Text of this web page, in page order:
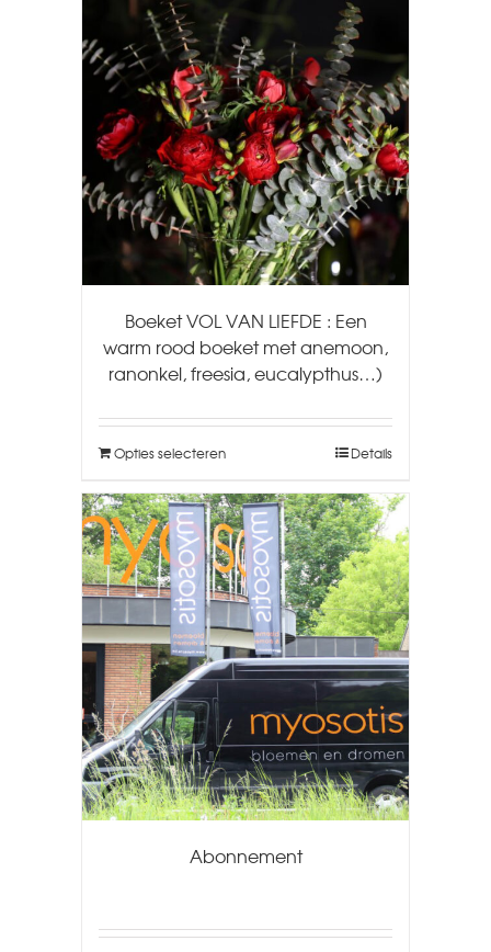
Boeket VOL VAN LIEFDE : Een
warm rood boeket met anemoon,
ranonkel, freesia, eucalypthus…)
Opties selecteren Details
Abonnement